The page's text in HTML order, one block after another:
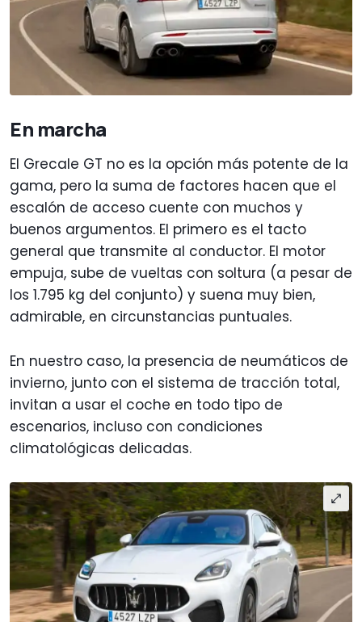
En marcha
El Grecale GT no es la opción más potente de la
gama, pero la suma de factores hacen que el
escalón de acceso cuente con muchos y
buenos argumentos. El primero es el tacto
general que transmite al conductor. El motor
empuja, sube de vueltas con soltura (a pesar de
los 1.795 kg del conjunto) y suena muy bien,
admirable, en circunstancias puntuales.
En nuestro caso, la presencia de neumáticos de
invierno, junto con el sistema de tracción total,
invitan a usar el coche en todo tipo de
escenarios, incluso con condiciones
climatológicas delicadas.